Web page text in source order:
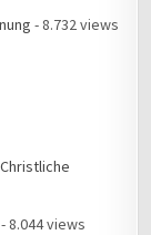
- 8.732 views
- 8.044 views